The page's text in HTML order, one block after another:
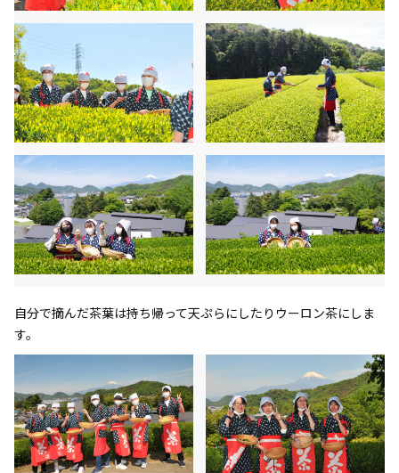
自分で摘んだ茶葉は持ち帰って天ぷらにしたりウーロン茶にしま
す。